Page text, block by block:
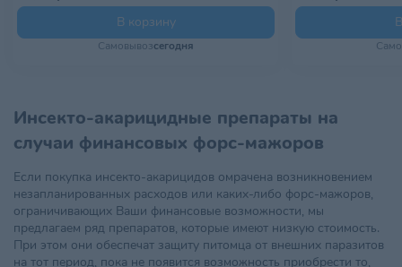
В корзину
Самовывозсегодня
Инсекто-акарицидные препараты на
случаи финансовых форс-мажоров
Если покупка инсекто-акарицидов омрачена возникновением
незапланированных расходов или каких-либо форс-мажоров,
ограничивающих Ваши финансовые возможности, мы
предлагаем ряд препаратов, которые имеют низкую стоимость.
При этом они обеспечат защиту питомца от внешних паразитов
на тот период, пока не появится возможность приобрести то,